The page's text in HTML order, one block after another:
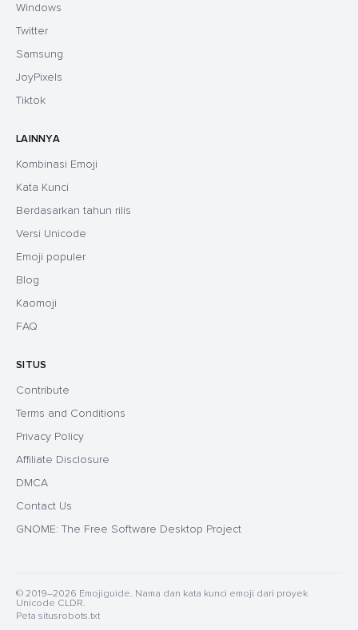
Windows
Twitter
Samsung
JoyPixels
Tiktok
LAINNYA
Kombinasi Emoji
Kata Kunci
Berdasarkan tahun rilis
Versi Unicode
Emoji populer
Blog
Kaomoji
FAQ
SITUS
Contribute
Terms and Conditions
Privacy Policy
Affiliate Disclosure
DMCA
Contact Us
GNOME: The Free Software Desktop Project
© 2019–2026 Emojiguide. Nama dan kata kunci emoji dari proyek
Unicode CLDR.
Peta situsrobots.txt